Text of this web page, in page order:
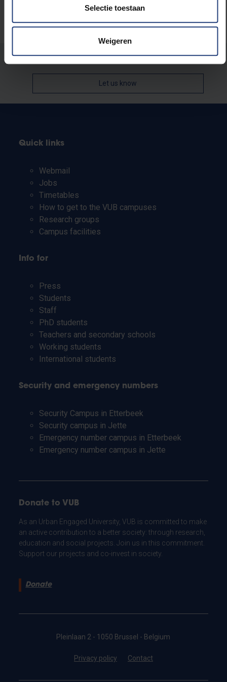
Selectie toestaan
Weigeren
Let us know
Quick links
Webmail
Jobs
Timetables
How to get to the VUB campuses
Research groups
Campus facilities
Info for
Press
Students
Staff
PhD students
Teachers and secondary schools
Working students
International students
Security and emergency numbers
Security Campus in Etterbeek
Security campus in Jette
Emergency number campus in Etterbeek
Emergency number campus in Jette
Donate to VUB
As an Urban Engaged University, VUB is committed to make
an active contribution to a better society: through research,
education and social projects. Join us in this commitment.
Support our projects and co-invest in society.
Donate
Pleinlaan 2 - 1050 Brussel - Belgium
Privacy policy Contact